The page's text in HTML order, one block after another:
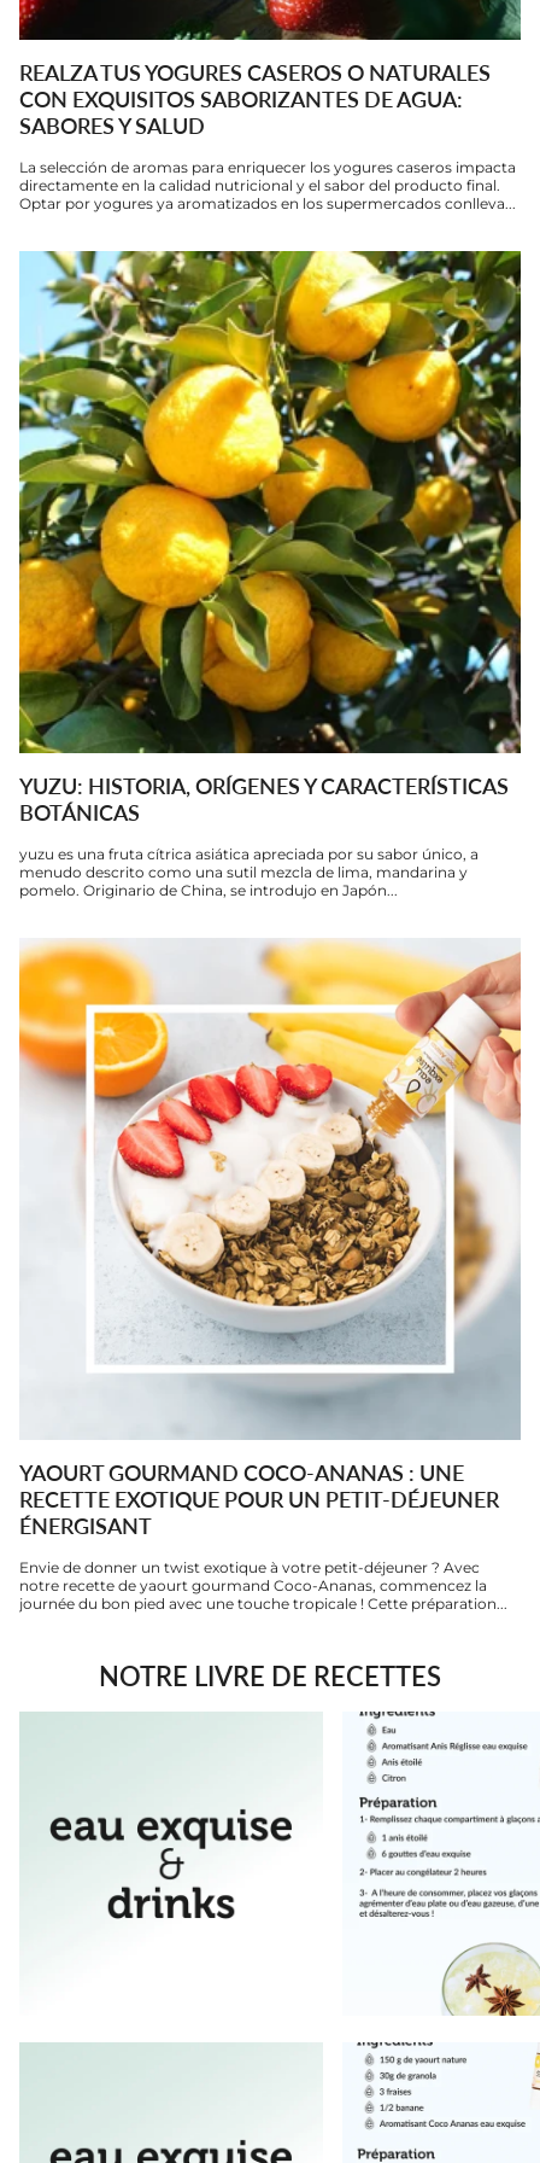
REALZA TUS YOGURES CASEROS O NATURALES
CON EXQUISITOS SABORIZANTES DE AGUA:
SABORES Y SALUD
La selección de aromas para enriquecer los yogures caseros impacta
directamente en la calidad nutricional y el sabor del producto final.
Optar por yogures ya aromatizados en los supermercados conlleva...
YUZU: HISTORIA, ORÍGENES Y CARACTERÍSTICAS
BOTÁNICAS
yuzu es una fruta cítrica asiática apreciada por su sabor único, a
menudo descrito como una sutil mezcla de lima, mandarina y
pomelo. Originario de China, se introdujo en Japón...
YAOURT GOURMAND COCO-ANANAS : UNE
RECETTE EXOTIQUE POUR UN PETIT-DÉJEUNER
ÉNERGISANT
Envie de donner un twist exotique à votre petit-déjeuner ? Avec
notre recette de yaourt gourmand Coco-Ananas, commencez la
journée du bon pied avec une touche tropicale ! Cette préparation...
NOTRE LIVRE DE RECETTES